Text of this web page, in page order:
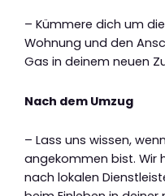
– Kümmere dich um
Wohnung und den
Gas in deinem neuen
Nach dem Umzug
– Lass uns wissen,
angekommen bist. Wir
nach lokalen